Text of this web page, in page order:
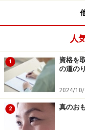
人
1
資格を
の道のり
2024/10/
2 真のお